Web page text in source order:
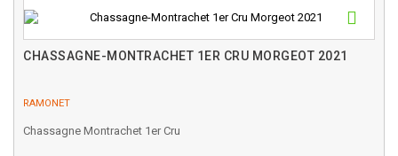
CHASSAGNE-MONTRACHET 1ER CRU MORGEOT 2021
RAMONET
Chassagne Montrachet 1er Cru